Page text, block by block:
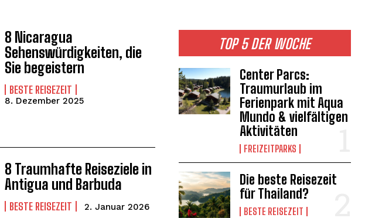
8 Nicaragua
Sehenswürdigkeiten, die
Sie begeistern
BESTE REISEZEIT
8. Dezember 2025
8 Traumhafte Reiseziele in
Antigua und Barbuda
BESTE REISEZEIT 2. Januar 2026
TOP 5 DER WOCHE
Center Parcs:
Traumurlaub im
Ferienpark mit Aqua
Mundo & vielfältigen
Aktivitäten
FREIZEITPARKS
Die beste Reisezeit
für Thailand?
BESTE REISEZEIT